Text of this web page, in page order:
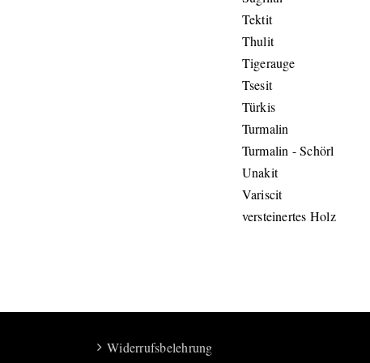
Tektit
Thulit
Tigerauge
Tsesit
Türkis
Turmalin
Turmalin - Schörl
Unakit
Variscit
versteinertes Holz
Widerrufsbelehrung